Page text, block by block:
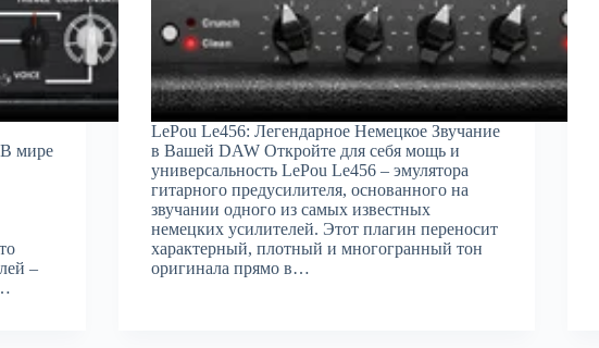
мире
–
LePou Le456: Легендарное Немецкое Звучание
в Вашей DAW Откройте для себя мощь и
универсальность LePou Le456 – эмулятора
гитарного предусилителя, основанного на
звучании одного из самых известных
немецких усилителей. Этот плагин переносит
характерный, плотный и многогранный тон
оригинала прямо в…